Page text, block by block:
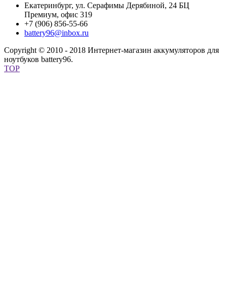
Екатеринбург, ул. Серафимы Дерябиной, 24 БЦ
Премиум, офис 319
+7 (906) 856-55-66
battery96@inbox.ru
Copyright © 2010 - 2018 Интернет-магазин аккумуляторов для
ноутбуков battery96.
TOP